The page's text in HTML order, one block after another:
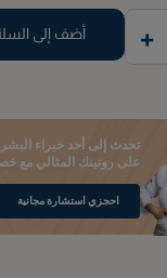
+ أضف إلى
تحدث إلى أحد خبراء
على روتينك المثالي مع خصم
احجزي استشارة مجانية